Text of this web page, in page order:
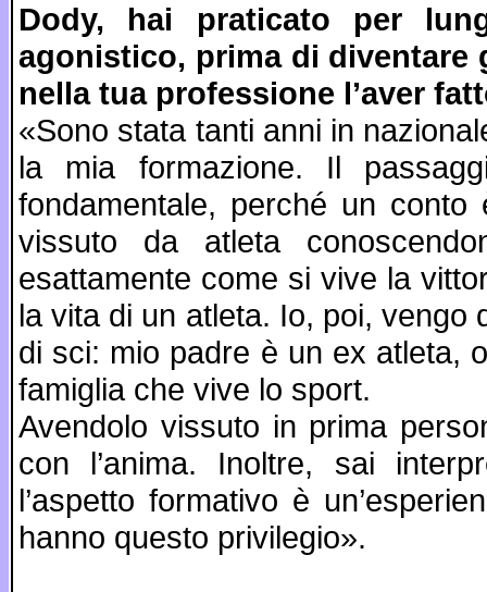
Dody, hai praticato per
agonistico, prima di diventare
nella tua professione l’aver
«Sono stata tanti anni in
la mia formazione. Il
fondamentale, perché un
vissuto da atleta
esattamente come si vive la
la vita di un atleta. Io, poi, vengo
di sci: mio padre è un ex atleta,
famiglia che vive lo sport.
Avendolo vissuto in prima
con l’anima. Inoltre, sai
l’aspetto formativo è
hanno questo privilegio».